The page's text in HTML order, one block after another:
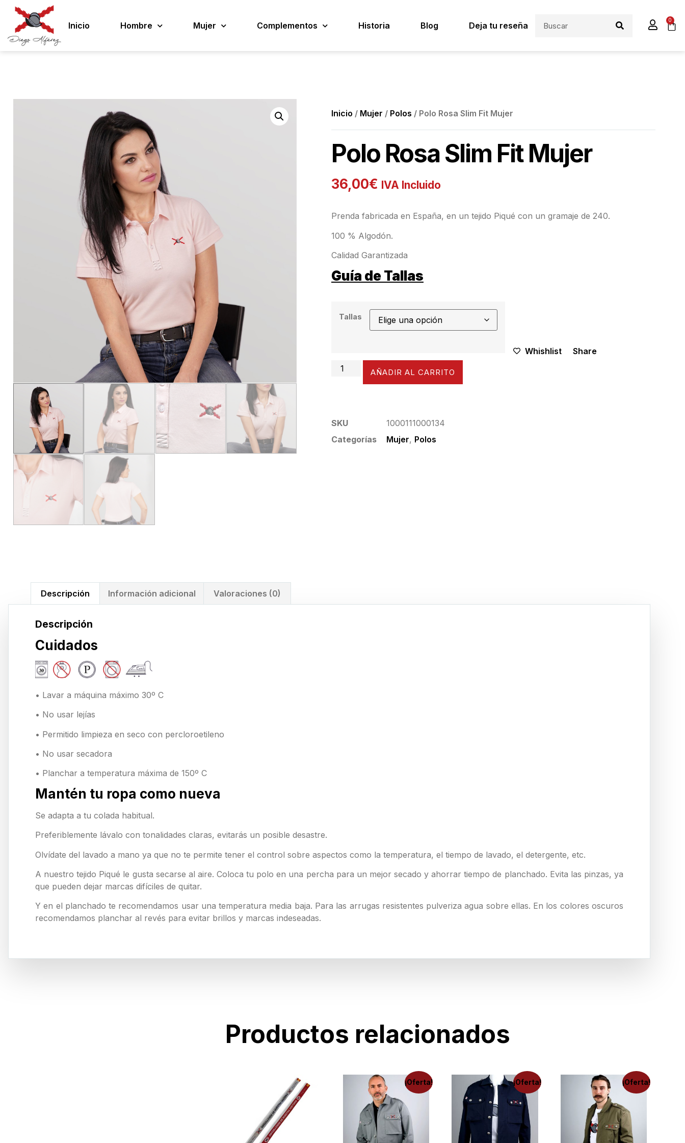
Inicio Hombre Mujer Complementos Historia Blog Deja tu reseña
0
Inicio / Mujer / Polos / Polo Rosa Slim Fit Mujer
Polo Rosa Slim Fit Mujer
36,00€ IVA Incluido
Prenda fabricada en España, en un tejido Piqué con un gramaje de 240.
100 % Algodón.
Calidad Garantizada
Guía de Tallas
Tallas
AÑADIR AL CARRITO
Whishlist Share
SKU
1000111000134
Categorías
Mujer, Polos
Descripción Información adicional Valoraciones (0)
Descripción
Cuidados
• Lavar a máquina máximo 30º C
• No usar lejías
• Permitido limpieza en seco con percloroetileno
• No usar secadora
• Planchar a temperatura máxima de 150º C
Mantén tu ropa como nueva
Se adapta a tu colada habitual.
Preferiblemente lávalo con tonalidades claras, evitarás un posible desastre.
Olvídate del lavado a mano ya que no te permite tener el control sobre aspectos como la temperatura, el tiempo de lavado, el detergente, etc.
A nuestro tejido Piqué le gusta secarse al aire. Coloca tu polo en una percha para un mejor secado y ahorrar tiempo de planchado. Evita las pinzas, ya
que pueden dejar marcas difíciles de quitar.
Y en el planchado te recomendamos usar una temperatura media baja. Para las arrugas resistentes pulveriza agua sobre ellas. En los colores oscuros
recomendamos planchar al revés para evitar brillos y marcas indeseadas.
Productos relacionados
¡Oferta! ¡Oferta! ¡Oferta!